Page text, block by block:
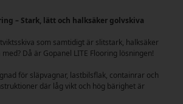
– Stark, lätt och halksäker golvskiva
som samtidigt är slitstark, halksäker
Då är Gopanel LITE Flooring lösningen!
för släpvagnar, lastbilsflak, containrar och
där låg vikt och hög bärighet är